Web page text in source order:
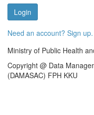
Login
Need an account? Sign up.
Ministry of Public Health
Copyright @ Data
(DAMASAC) FPH KKU